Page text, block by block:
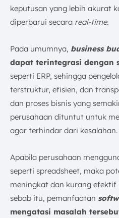
keputusan yang lebih akurat
diperbarui secara real-time.
Pada umumnya, business
dapat terintegrasi dengan
seperti ERP, sehingga
terstruktur, efisien, dan
dan proses bisnis yang
perusahaan dituntut untuk
agar terhindar dari kesalahan.
Apabila perusahaan
seperti spreadsheet, maka
meningkat dan kurang efektif
sebab itu, pemanfaatan
mengatasi masalah